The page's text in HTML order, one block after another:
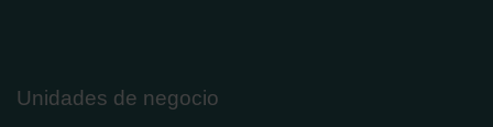
Unidades de negocio